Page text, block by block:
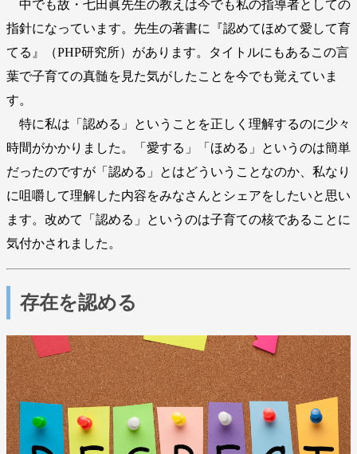
中でも故・七田眞先生の教えは今でも私の指導者としての
指針になっています。先生の著書に『認めてほめて愛して育
てる』（PHP研究所）があります。タイトルにもあるこの言
葉で子育ての真髄を見た気がしたことを今でも覚えていま
す。
特に私は「認める」ということを正しく理解するのに少々
時間がかかりました。「愛する」「ほめる」というのは簡単
だったのですが「認める」とはどういうことなのか、私なり
に咀嚼して理解した内容をみなさんとシェアをしたいと思い
ます。改めて「認める」というのは子育ての核であることに
気付かされました。
存在を認める